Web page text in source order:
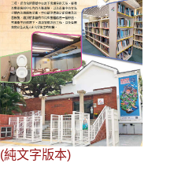
(純文字版本)